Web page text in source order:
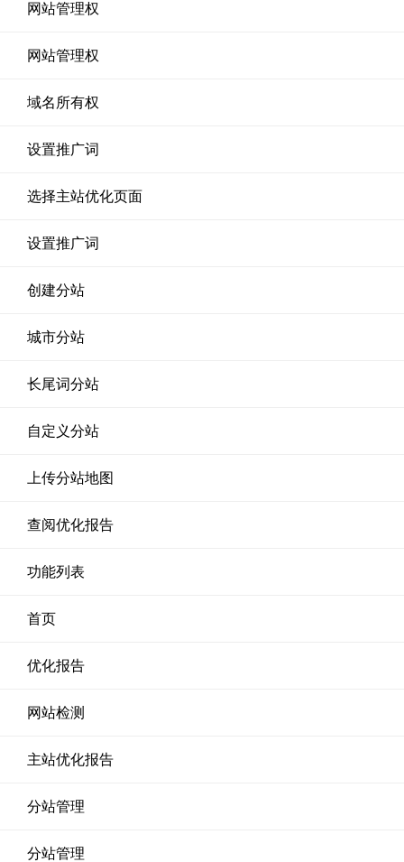
网站管理权
网站管理权
域名所有权
设置推广词
选择主站优化页面
设置推广词
创建分站
城市分站
长尾词分站
自定义分站
上传分站地图
查阅优化报告
功能列表
首页
优化报告
网站检测
主站优化报告
分站管理
分站管理